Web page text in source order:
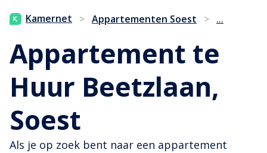
Kamernet > Appartementen Soest > ...
Appartement te
Huur Beetzlaan,
Soest
Als je op zoek bent naar een appartement